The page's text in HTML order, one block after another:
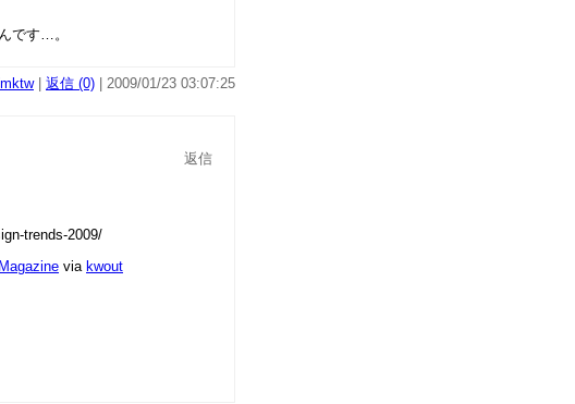
です…。
| 返信 (0) | 2009/01/23 03:07:25
返信
via kwout